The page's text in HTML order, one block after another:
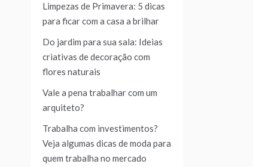
Limpezas de Primavera: 5 dicas
para ficar com a casa a brilhar
Do jardim para sua sala: Ideias
criativas de decoração com
flores naturais
Vale a pena trabalhar com um
arquiteto?
Trabalha com investimentos?
Veja algumas dicas de moda para
quem trabalha no mercado